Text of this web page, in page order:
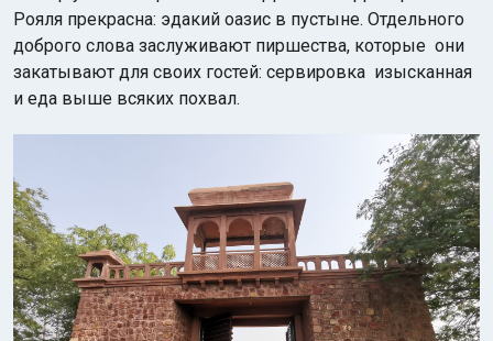
Рояля прекрасна: эдакий оазис в пустыне. Отдельного
доброго слова заслуживают пиршества, которые они
закатывают для своих гостей: сервировка изысканная
и еда выше всяких похвал.